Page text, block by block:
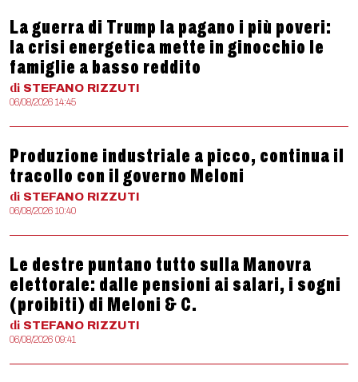
La guerra di Trump la pagano i più poveri:
la crisi energetica mette in ginocchio le
famiglie a basso reddito
di STEFANO RIZZUTI
06/08/2026 14:45
Produzione industriale a picco, continua il
tracollo con il governo Meloni
di STEFANO RIZZUTI
06/08/2026 10:40
Le destre puntano tutto sulla Manovra
elettorale: dalle pensioni ai salari, i sogni
(proibiti) di Meloni & C.
di STEFANO RIZZUTI
06/08/2026 09:41